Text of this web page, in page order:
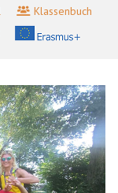
Klassenbuch